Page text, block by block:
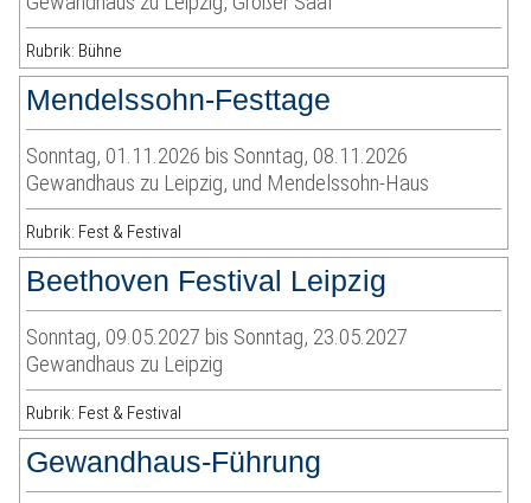
Rubrik: Bühne
Mendelssohn-Festtage
Sonntag, 01.11.2026 bis Sonntag, 08.11.2026
Gewandhaus zu Leipzig, und Mendelssohn-Haus
Rubrik: Fest & Festival
Beethoven Festival Leipzig
Sonntag, 09.05.2027 bis Sonntag, 23.05.2027
Gewandhaus zu Leipzig
Rubrik: Fest & Festival
Gewandhaus-Führung